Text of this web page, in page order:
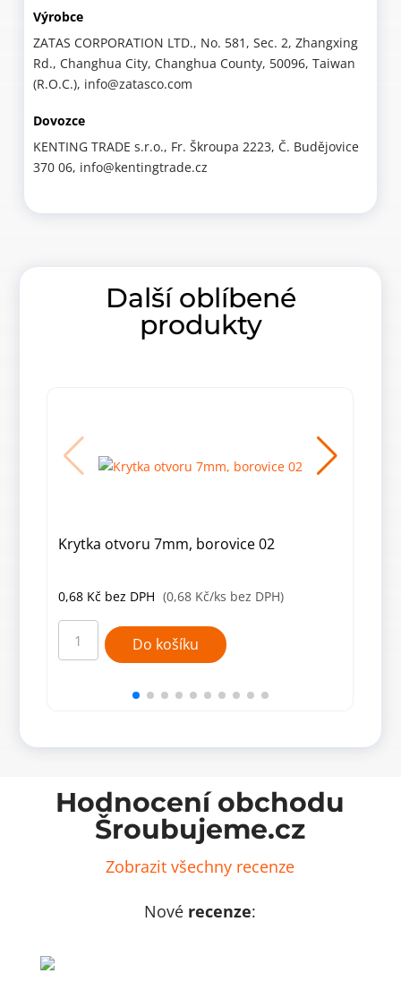
Výrobce
ZATAS CORPORATION LTD., No. 581, Sec. 2, Zhangxing
Rd., Changhua City, Changhua County, 50096, Taiwan
(R.O.C.), info@zatasco.com
Dovozce
KENTING TRADE s.r.o., Fr. Škroupa 2223, Č. Budějovice
370 06, info@kentingtrade.cz
Další oblíbené
produkty
Krytka otvoru 7mm, borovice 02
0,68 Kč bez DPH (0,68 Kč/ks bez DPH)
Krytka
otvoru
7mm,
borovice
Do košíku
Hodnocení obchodu
Šroubujeme.cz
Zobrazit všechny recenze
Nové recenze: